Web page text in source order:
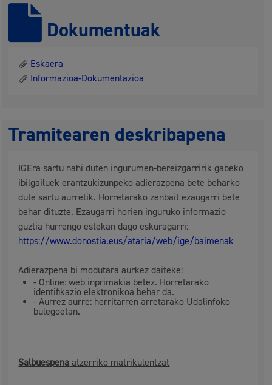
Dokumentuak
Eskaera
Informazioa-Dokumentazioa
Tramitearen deskribapena
IGEra sartu nahi duten ingurumen-bereizgarririk gabeko
ibilgailuek erantzukizunpeko adierazpena bete beharko
dute sartu aurretik. Horretarako zenbait ezaugarri bete
behar dituzte. Ezaugarri horien inguruko informazio
guztia hurrengo estekan dago eskuragarri:
https://www.donostia.eus/ataria/web/ige/baimenak
Adierazpena bi modutara aurkez daiteke:
- Online: web inprimakia betez. Horretarako
identifikazio elektronikoa behar da.
- Aurrez aurre: herritarren arretarako Udalinfoko
bulegoetan.
Salbuespena atzerriko matrikulentzat